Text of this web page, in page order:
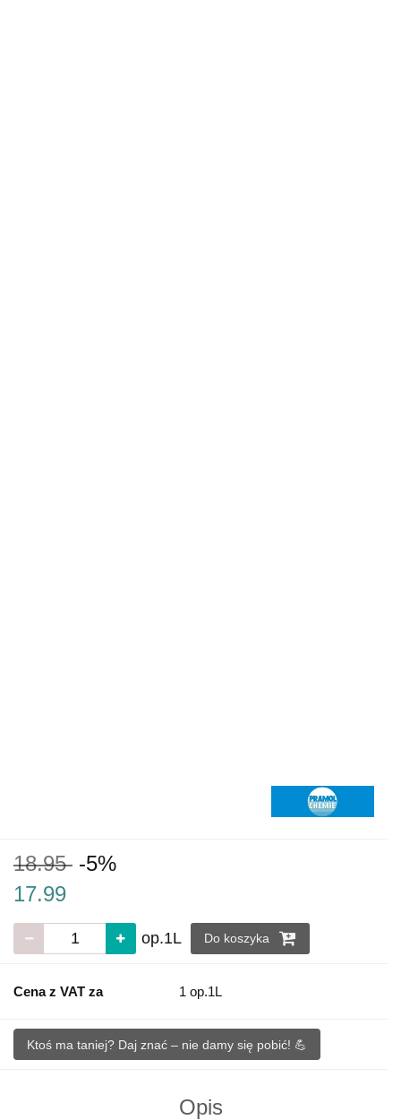
18.95 -5%
17.99
op.1L Do koszyka
Cena z VAT za 1 op.1L
Ktoś ma taniej? Daj znać – nie damy się pobić! 💪
Opis